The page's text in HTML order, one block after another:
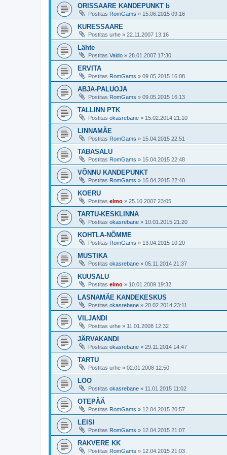
ORISSAARE KANDEPUNKT b
Postitas RomGams » 15.06.2015 09:16
KURESSAARE
Postitas urhe » 22.11.2007 13:16
Lähte
Postitas Vaido » 28.01.2007 17:30
ERVITA
Postitas RomGams » 09.05.2015 16:08
ABJA-PALUOJA
Postitas RomGams » 09.05.2015 16:13
TALLINN PTK
Postitas okasrebane » 15.02.2014 21:10
LINNAMÄE
Postitas RomGams » 15.04.2015 22:51
TABASALU
Postitas RomGams » 15.04.2015 22:48
VÕNNU KANDEPUNKT
Postitas RomGams » 15.04.2015 22:40
KOERU
Postitas elmo » 25.10.2007 23:05
TARTU-KESKLINNA
Postitas okasrebane » 10.01.2015 21:20
KOHTLA-NÕMME
Postitas RomGams » 13.04.2015 10:20
MUSTIKA
Postitas okasrebane » 05.11.2014 21:37
KUUSALU
Postitas elmo » 10.01.2009 19:32
LASNAMÄE KANDEKESKUS
Postitas okasrebane » 20.02.2014 23:11
VILJANDI
Postitas urhe » 11.01.2008 12:32
JÄRVAKANDI
Postitas okasrebane » 29.11.2014 14:47
TARTU
Postitas urhe » 02.01.2008 12:50
LOO
Postitas okasrebane » 11.01.2015 11:02
OTEPÄÄ
Postitas RomGams » 12.04.2015 20:57
LEISI
Postitas RomGams » 12.04.2015 21:07
RAKVERE KK
Postitas RomGams » 12.04.2015 21:03